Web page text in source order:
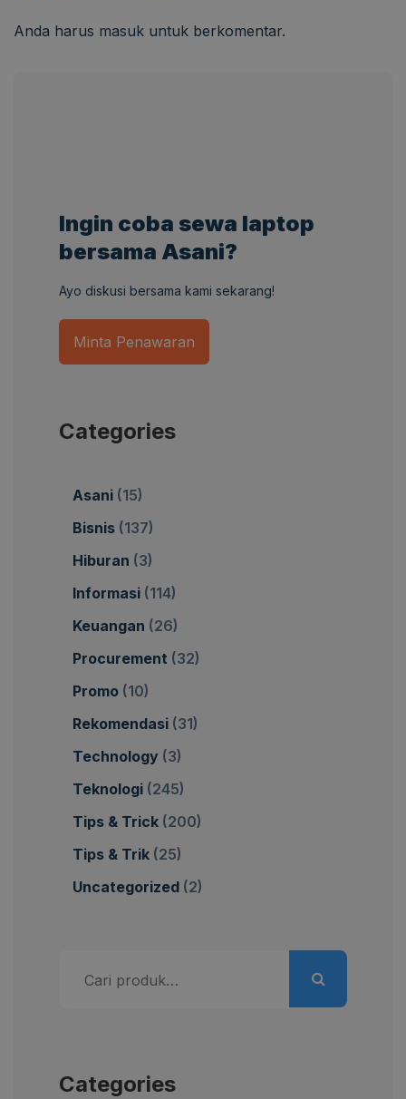
Anda harus masuk untuk berkomentar.
Ingin coba sewa laptop
bersama Asani?
Ayo diskusi bersama kami sekarang!
Minta Penawaran
Categories
Asani (15)
Bisnis (137)
Hiburan (3)
Informasi (114)
Keuangan (26)
Procurement (32)
Promo (10)
Rekomendasi (31)
Technology (3)
Teknologi (245)
Tips & Trick (200)
Tips & Trik (25)
Uncategorized (2)
untuk:
Categories